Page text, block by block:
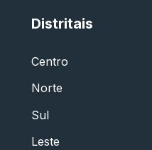
Distritais
Centro
Norte
Sul
Leste